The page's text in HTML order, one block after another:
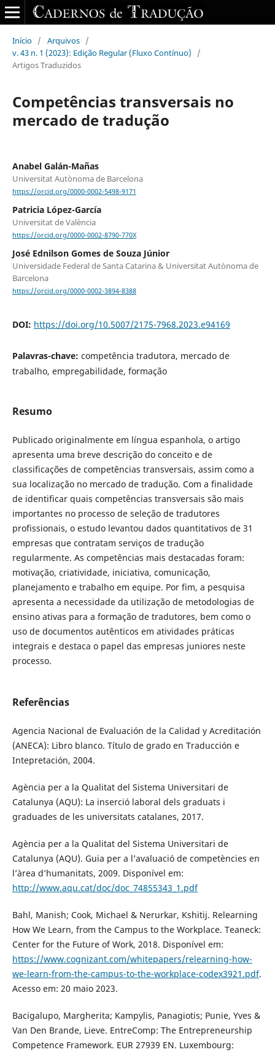
Início / Arquivos /
v. 43 n. 1 (2023): Edição Regular (Fluxo Contínuo)
/
Artigos Traduzidos
Competências transversais no
mercado de tradução
Anabel Galán-Mañas
Universitat Autònoma de Barcelona
https://orcid.org/0000-0002-5498-9171
Patricia López-García
Universitat de València
https://orcid.org/0000-0002-8790-770X
José Ednilson Gomes de Souza Júnior
Universidade Federal de Santa Catarina & Universitat Autònoma de
Barcelona
https://orcid.org/0000-0002-3894-8388
DOI: https://doi.org/10.5007/2175-7968.2023.e94169
Palavras-chave: competência tradutora, mercado de
trabalho, empregabilidade, formação
Resumo
Publicado originalmente em língua espanhola, o artigo
apresenta uma breve descrição do conceito e de
classificações de competências transversais, assim como a
sua localização no mercado de tradução. Com a finalidade
de identificar quais competências transversais são mais
importantes no processo de seleção de tradutores
profissionais, o estudo levantou dados quantitativos de 31
empresas que contratam serviços de tradução
regularmente. As competências mais destacadas foram:
motivação, criatividade, iniciativa, comunicação,
planejamento e trabalho em equipe. Por fim, a pesquisa
apresenta a necessidade da utilização de metodologias de
ensino ativas para a formação de tradutores, bem como o
uso de documentos autênticos em atividades práticas
integrais e destaca o papel das empresas juniores neste
processo.
Referências
Agencia Nacional de Evaluación de la Calidad y Acreditación
(ANECA): Libro blanco. Título de grado en Traducción e
Intepretación, 2004.
Agència per a la Qualitat del Sistema Universitari de
Catalunya (AQU): La inserció laboral dels graduats i
graduades de les universitats catalanes, 2017.
Agència per a la Qualitat del Sistema Universitari de
Catalunya (AQU). Guia per a l’avaluació de competències en
l’àrea d’humanitats, 2009. Disponível em:
http://www.aqu.cat/doc/doc_74855343_1.pdf
Bahl, Manish; Cook, Michael & Nerurkar, Kshitij. Relearning
How We Learn, from the Campus to the Workplace. Teaneck:
Center for the Future of Work, 2018. Disponível em:
https://www.cognizant.com/whitepapers/relearning-how-
we-learn-from-the-campus-to-the-workplace-codex3921.pdf.
Acesso em: 20 maio 2023.
Bacigalupo, Margherita; Kampylis, Panagiotis; Punie, Yves &
Van Den Brande, Lieve. EntreComp: The Entrepreneurship
Competence Framework. EUR 27939 EN. Luxembourg: